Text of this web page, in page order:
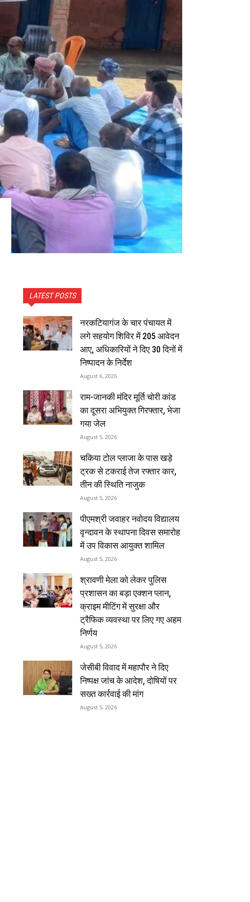
LATEST POSTS
नरकटियागंज के चार पंचायत में
लगे सहयोग शिविर में 205 आवेदन
आए, अधिकारियों ने दिए 30 दिनों में
निष्पादन के निर्देश
August 6, 2026
राम-जानकी मंदिर मूर्ति चोरी कांड
का दूसरा अभियुक्त गिरफ्तार, भेजा
गया जेल
August 5, 2026
चकिया टोल प्लाजा के पास खड़े
ट्रक से टकराई तेज रफ्तार कार,
तीन की स्थिति नाजुक
August 5, 2026
पीएमश्री जवाहर नवोदय विद्यालय
वृन्दावन के स्थापना दिवस समारोह
में उप विकास आयुक्त शामिल
August 5, 2026
श्रावणी मेला को लेकर पुलिस
प्रशासन का बड़ा एक्शन प्लान,
क्राइम मीटिंग में सुरक्षा और
ट्रैफिक व्यवस्था पर लिए गए अहम
निर्णय
August 5, 2026
जेसीबी विवाद में महापौर ने दिए
निष्पक्ष जांच के आदेश, दोषियों पर
सख्त कार्रवाई की मांग
August 5, 2026